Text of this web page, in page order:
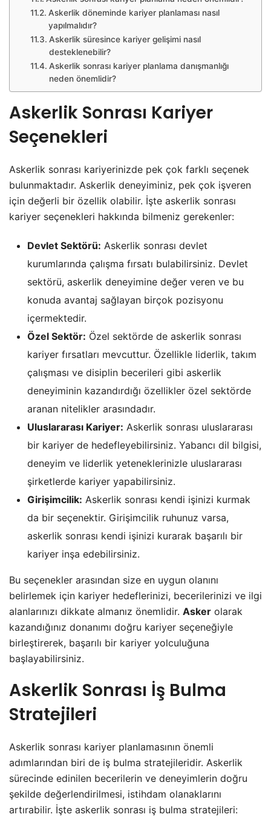
Askerlik döneminde kariyer planlaması nasıl
yapılmalıdır?
Askerlik süresince kariyer gelişimi nasıl
desteklenebilir?
Askerlik sonrası kariyer planlama danışmanlığı
neden önemlidir?
Askerlik Sonrası Kariyer
Seçenekleri
Askerlik sonrası kariyerinizde pek çok farklı seçenek
bulunmaktadır. Askerlik deneyiminiz, pek çok işveren
için değerli bir özellik olabilir. İşte askerlik sonrası
kariyer seçenekleri hakkında bilmeniz gerekenler:
Devlet Sektörü: Askerlik sonrası devlet
kurumlarında çalışma fırsatı bulabilirsiniz. Devlet
sektörü, askerlik deneyimine değer veren ve bu
konuda avantaj sağlayan birçok pozisyonu
içermektedir.
Özel Sektör: Özel sektörde de askerlik sonrası
kariyer fırsatları mevcuttur. Özellikle liderlik, takım
çalışması ve disiplin becerileri gibi askerlik
deneyiminin kazandırdığı özellikler özel sektörde
aranan nitelikler arasındadır.
Uluslararası Kariyer: Askerlik sonrası uluslararası
bir kariyer de hedefleyebilirsiniz. Yabancı dil bilgisi,
deneyim ve liderlik yeteneklerinizle uluslararası
şirketlerde kariyer yapabilirsiniz.
Girişimcilik: Askerlik sonrası kendi işinizi kurmak
da bir seçenektir. Girişimcilik ruhunuz varsa,
askerlik sonrası kendi işinizi kurarak başarılı bir
kariyer inşa edebilirsiniz.
Bu seçenekler arasından size en uygun olanını
belirlemek için kariyer hedeflerinizi, becerilerinizi ve ilgi
alanlarınızı dikkate almanız önemlidir. Asker olarak
kazandığınız donanımı doğru kariyer seçeneğiyle
birleştirerek, başarılı bir kariyer yolculuğuna
başlayabilirsiniz.
Askerlik Sonrası İş Bulma
Stratejileri
Askerlik sonrası kariyer planlamasının önemli
adımlarından biri de iş bulma stratejileridir. Askerlik
sürecinde edinilen becerilerin ve deneyimlerin doğru
şekilde değerlendirilmesi, istihdam olanaklarını
artırabilir. İşte askerlik sonrası iş bulma stratejileri: